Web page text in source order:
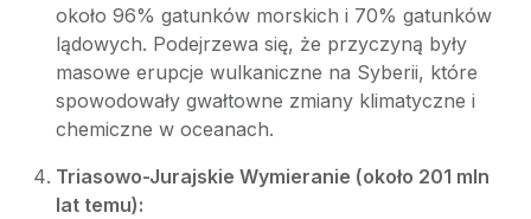
około 96% gatunków morskich i 70% gatunków
lądowych. Podejrzewa się, że przyczyną były
masowe erupcje wulkaniczne na Syberii, które
spowodowały gwałtowne zmiany klimatyczne i
chemiczne w oceanach.
Triasowo-Jurajskie Wymieranie (około 201 mln
lat temu):